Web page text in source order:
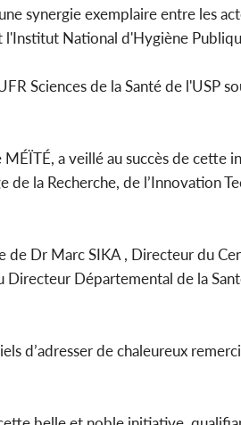
synergie exemplaire entre les
l'Institut National d'Hygiène
Sciences de la Santé de l'USP
a veillé au succès de cette
la Recherche, de l’Innovation
Dr Marc SIKA , Directeur du
Directeur Départemental de la
d’adresser de chaleureux